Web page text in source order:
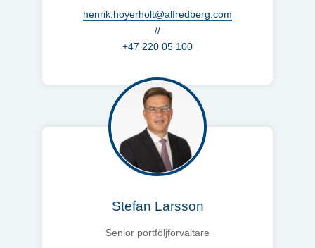
henrik.hoyerholt@alfredberg.com
//
+47 220 05 100
Stefan Larsson
Senior portföljförvaltare